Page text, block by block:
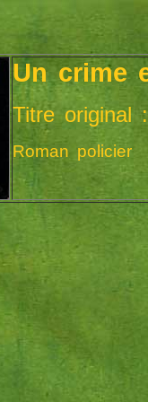
Un crime
Titre original
Roman policier